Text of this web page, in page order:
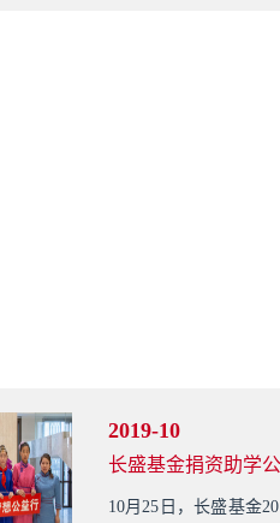
2019-10
长盛基金捐资助学
10月25日，长盛基金